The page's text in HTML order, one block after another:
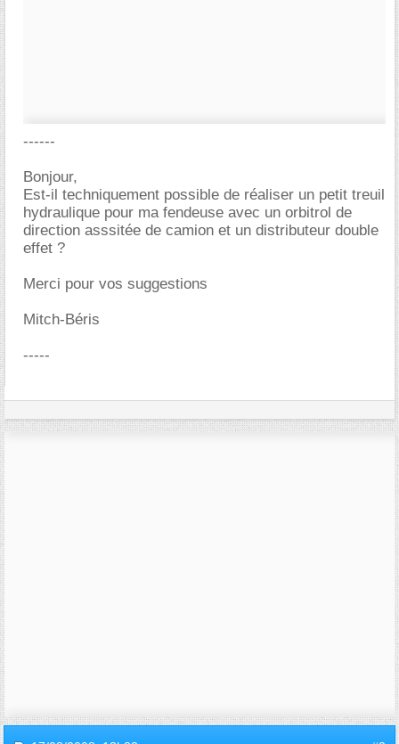
------
Bonjour,
Est-il techniquement possible de réaliser un petit treuil
hydraulique pour ma fendeuse avec un orbitrol de
direction asssitée de camion et un distributeur double
effet ?
Merci pour vos suggestions
Mitch-Béris
-----